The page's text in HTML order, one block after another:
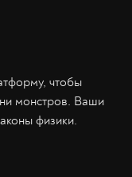
чтобы
монстров. Ваши
физики.